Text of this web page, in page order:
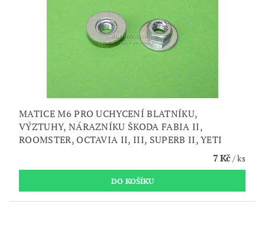
MATICE M6 PRO UCHYCENÍ BLATNÍKU,
VÝZTUHY, NÁRAZNÍKU ŠKODA FABIA II,
ROOMSTER, OCTAVIA II, III, SUPERB II, YETI
7 Kč/ ks